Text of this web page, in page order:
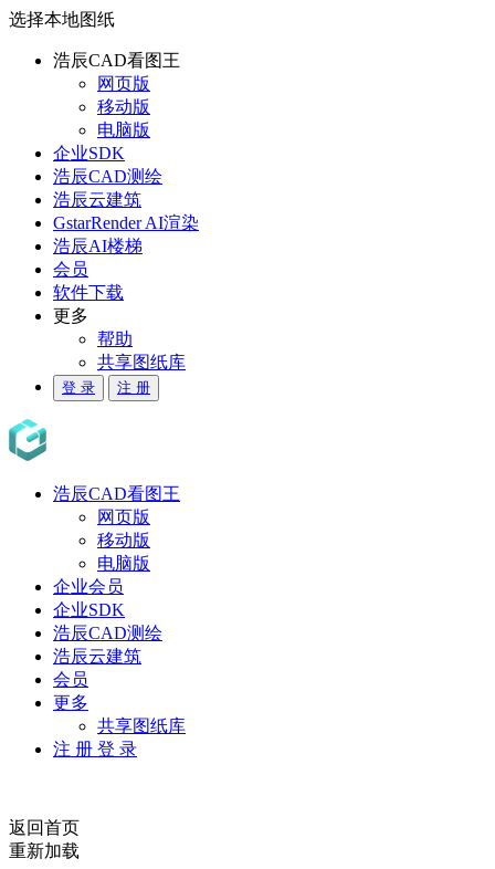
选择本地图纸
浩辰CAD看图王
网页版
移动版
电脑版
企业SDK
浩辰CAD测绘
浩辰云建筑
GstarRender AI渲染
浩辰AI楼梯
会员
软件下载
更多
帮助
共享图纸库
登 录 注 册
浩辰CAD看图王
网页版
移动版
电脑版
企业会员
企业SDK
浩辰CAD测绘
浩辰云建筑
会员
更多
共享图纸库
注 册 登 录
返回首页
重新加载